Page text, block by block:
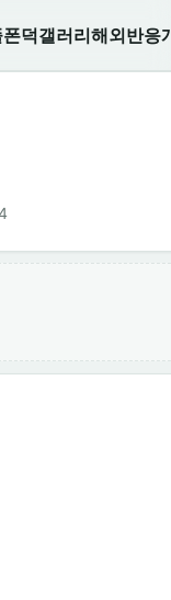
덕갤러리해외반응